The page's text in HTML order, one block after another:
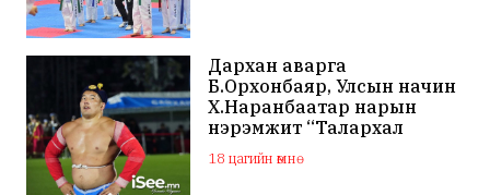
Дархан аварга
Б.Орхонбаяр, Улсын начин
Х.Наранбаатар нарын
нэрэмжит “Талархал
хүндэтгэл” хүчит бөхийн
барилдаан болно
18 цагийн өмнө